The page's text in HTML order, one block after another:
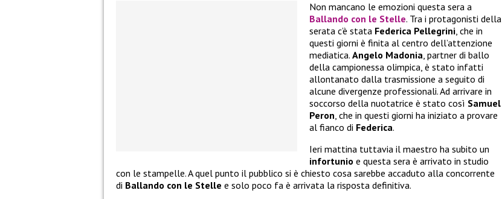
Non mancano le emozioni questa sera a
Ballando con le Stelle. Tra i protagonisti della
serata c’è stata Federica Pellegrini, che in
questi giorni è finita al centro dell’attenzione
mediatica. Angelo Madonia, partner di ballo
della campionessa olimpica, è stato infatti
allontanato dalla trasmissione a seguito di
alcune divergenze professionali. Ad arrivare in
soccorso della nuotatrice è stato così Samuel
Peron, che in questi giorni ha iniziato a provare
al fianco di Federica.
Ieri mattina tuttavia il maestro ha subito un
infortunio e questa sera è arrivato in studio
con le stampelle. A quel punto il pubblico si è chiesto cosa sarebbe accaduto alla concorrente
di Ballando con le Stelle e solo poco fa è arrivata la risposta definitiva.